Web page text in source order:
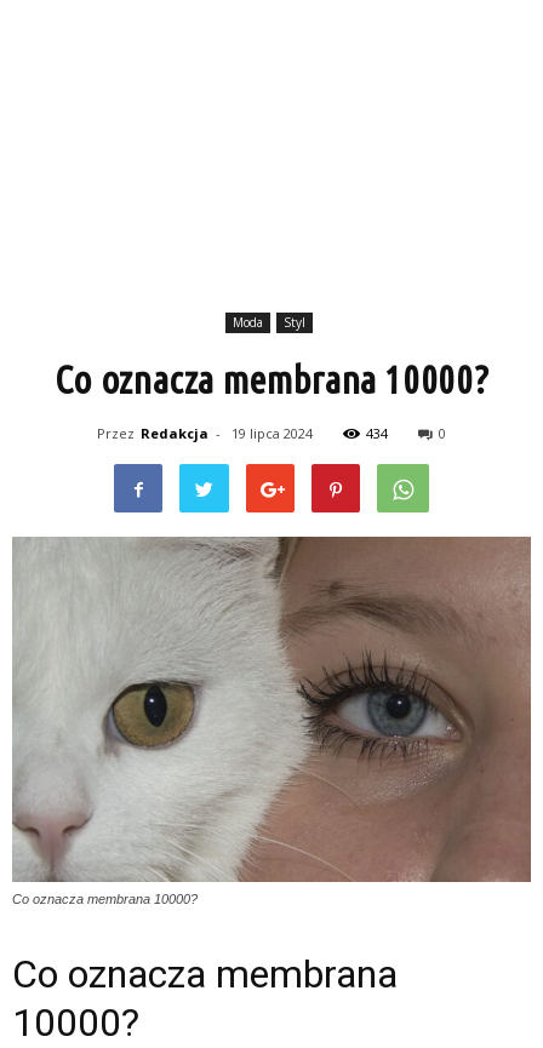
Moda Styl
Co oznacza membrana 10000?
Przez Redakcja - 19 lipca 2024 434 0
Co oznacza membrana 10000?
Co oznacza membrana
10000?